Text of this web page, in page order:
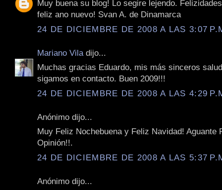
Muy buena su blog! Lo segire lejendo.
feliz ano nuevo! Svan A. de Dinamarca
24 DE DICIEMBRE DE 2008 A LAS 3:07
Mariano Vila dijo...
Muchas gracias Eduardo, mis más sinceros
sigamos en contacto. Buen 2009!!!
24 DE DICIEMBRE DE 2008 A LAS 4:29
Anónimo dijo...
Muy Feliz Nochebuena y Feliz Navidad! Aguante
Opinión!!.
24 DE DICIEMBRE DE 2008 A LAS 5:37
Anónimo dijo...